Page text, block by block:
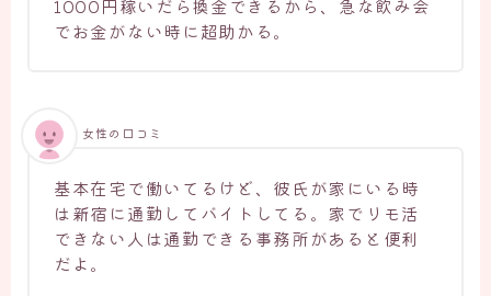
1000円稼いだら換金できるから、急な飲み会
でお金がない時に超助かる。
基本在宅で働いてるけど、彼氏が家にいる時
は新宿に通勤してバイトしてる。家でリモ活
できない人は通勤できる事務所があると便利
だよ。
女性の口コミ